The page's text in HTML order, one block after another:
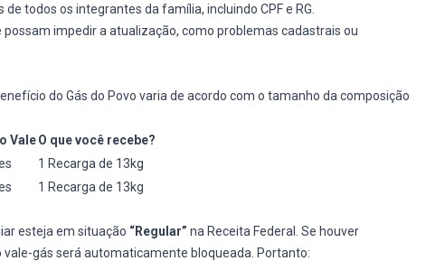
todos os integrantes da família, incluindo CPF e RG.
possam impedir a atualização, como problemas cadastrais ou
do Gás do Povo varia de acordo com o tamanho da composição
ValeO que você recebe?
1 Recarga de 13kg
1 Recarga de 13kg
esteja em situação “Regular” na Receita Federal. Se houver
vale-gás será automaticamente bloqueada. Portanto: